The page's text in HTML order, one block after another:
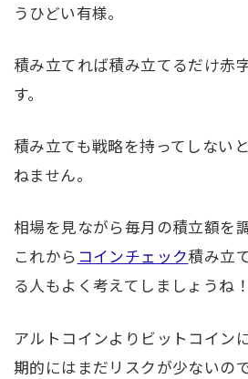
うひどい有様。
積み立てれば積み立てるだけ赤
す。
積み立ても戦略を持ってしない
ねません。
相場を見ながら毎月の積立額を
これから コインチェック積み立
る人もよく考えてしましょうね！
アルトコインよりビットコイン
期的にはまだリスクが少ないの